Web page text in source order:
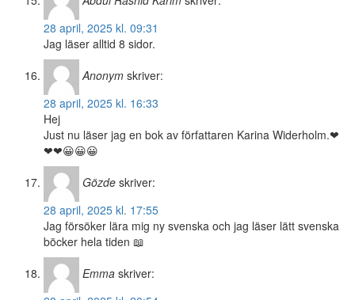
28 april, 2025 kl. 09:31
Jag läser alltid 8 sidor.
Anonym skriver:
28 april, 2025 kl. 16:33
Hej
Just nu läser jag en bok av författaren Karina Widerholm.❤
❤❤😀😀😀
Gözde skriver:
28 april, 2025 kl. 17:55
Jag försöker lära mig ny svenska och jag läser lätt svenska
böcker hela tiden 📖
Emma skriver: